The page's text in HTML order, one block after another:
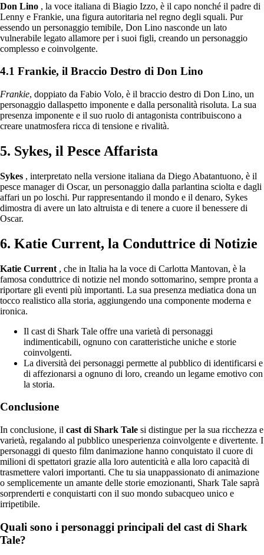
Don Lino , la voce italiana di Biagio Izzo, è il capo nonché il padre di
Lenny e Frankie, una figura autoritaria nel regno degli squali. Pur
essendo un personaggio temibile, Don Lino nasconde un lato
vulnerabile legato allamore per i suoi figli, creando un personaggio
complesso e coinvolgente.
4.1 Frankie, il Braccio Destro di Don Lino
Frankie, doppiato da Fabio Volo, è il braccio destro di Don Lino, un
personaggio dallaspetto imponente e dalla personalità risoluta. La sua
presenza imponente e il suo ruolo di antagonista contribuiscono a
creare unatmosfera ricca di tensione e rivalità.
5. Sykes, il Pesce Affarista
Sykes , interpretato nella versione italiana da Diego Abatantuono, è il
pesce manager di Oscar, un personaggio dalla parlantina sciolta e dagli
affari un po loschi. Pur rappresentando il mondo e il denaro, Sykes
dimostra di avere un lato altruista e di tenere a cuore il benessere di
Oscar.
6. Katie Current, la Conduttrice di Notizie
Katie Current , che in Italia ha la voce di Carlotta Mantovan, è la
famosa conduttrice di notizie nel mondo sottomarino, sempre pronta a
riportare gli eventi più importanti. La sua presenza mediatica dona un
tocco realistico alla storia, aggiungendo una componente moderna e
ironica.
Il cast di Shark Tale offre una varietà di personaggi
indimenticabili, ognuno con caratteristiche uniche e storie
coinvolgenti.
La diversità dei personaggi permette al pubblico di identificarsi e
di affezionarsi a ognuno di loro, creando un legame emotivo con
la storia.
Conclusione
In conclusione, il cast di Shark Tale si distingue per la sua ricchezza e
varietà, regalando al pubblico unesperienza coinvolgente e divertente. I
personaggi di questo film danimazione hanno conquistato il cuore di
milioni di spettatori grazie alla loro autenticità e alla loro capacità di
trasmettere valori importanti. Che tu sia unappassionato di animazione
o semplicemente un amante delle storie emozionanti, Shark Tale saprà
sorprenderti e conquistarti con il suo mondo subacqueo unico e
irripetibile.
Quali sono i personaggi principali del cast di Shark
Tale?